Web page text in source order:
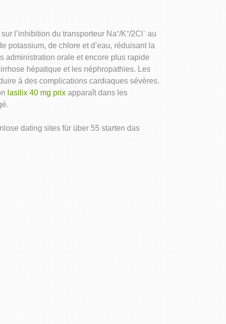
l’inhibition du transporteur Na⁺/K⁺/2Cl⁻ au
potassium, de chlore et d’eau, réduisant la
administration orale et encore plus rapide
hépatique et les néphropathies. Les
à des complications cardiaques sévères.
lasilix 40 mg prix apparaît dans les
dating sites für über 55 starten das